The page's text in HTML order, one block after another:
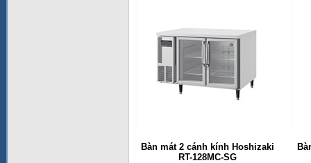
Bàn mát 2 cánh kính Hoshizaki
RT-128MC-SG